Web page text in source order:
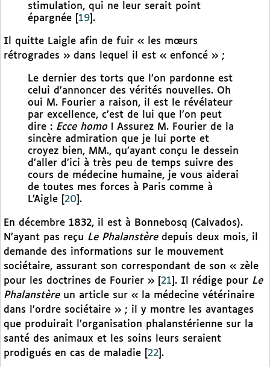
stimulation, qui ne leur serait point
épargnée
19 .
Il quitte Laigle afin de fuir « les mœurs
rétrogrades » dans lequel il est « enfoncé » ;
Le dernier des torts que l’on pardonne est
celui d’annoncer des vérités nouvelles. Oh
oui M. Fourier a raison, il est le révélateur
par excellence, c’est de lui que l’on peut
dire : Ecce homo! Assurez M. Fourier de la
sincère admiration que je lui porte et
croyez bien, MM., qu’ayant conçu le dessein
d’aller d’ici à très peu de temps suivre des
cours de médecine humaine, je vous aiderai
de toutes mes forces à Paris comme à
L’Aigle
20 .
En décembre 1832, il est à Bonnebosq (Calvados).
N’ayant pas reçu Le Phalanstère depuis deux mois, il
demande des informations sur le mouvement
sociétaire, assurant son correspondant de son « zèle
pour les doctrines de Fourier »
21 . Il rédige pour Le
Phalanstère un article sur « la médecine vétérinaire
dans l’ordre sociétaire » ; il y montre les avantages
que produirait l’organisation phalanstérienne sur la
santé des animaux et les soins leurs seraient
prodigués en cas de maladie
22 .